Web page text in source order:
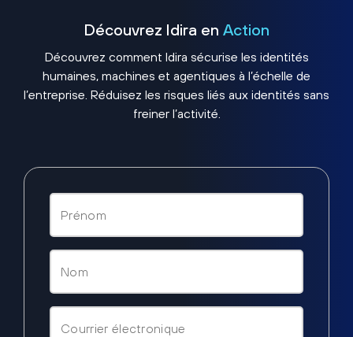
Découvrez Idira en Action
Découvrez comment Idira sécurise les identités
humaines, machines et agentiques à l’échelle de
l’entreprise. Réduisez les risques liés aux identités sans
freiner l’activité.